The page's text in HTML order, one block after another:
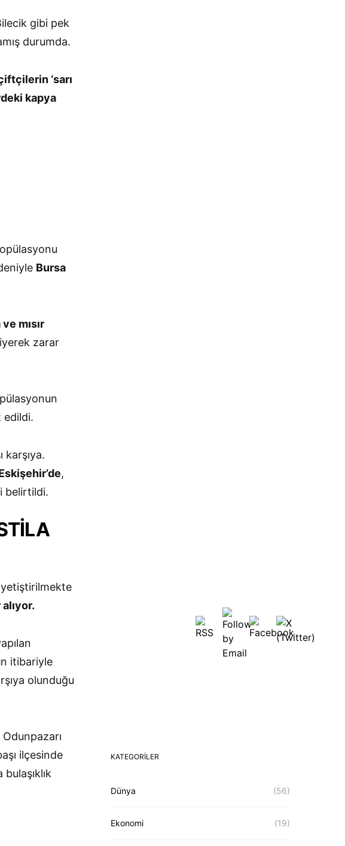
gibi pek
durumda.
‘sarı
kapya
Bursa
mısır
zarar
edildi.
karşıya.
,
belirtildi.
yetiştirilmekte
itibariyle
olunduğu
ilçesinde
KATEGORILER
Dünya (56)
Ekonomi (19)